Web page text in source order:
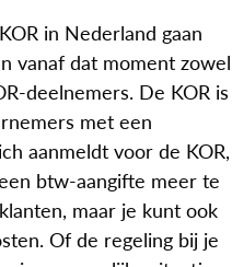
in Nederland gaan
vanaf dat moment zowel
deelnemers. De KOR is
met een
aanmeldt voor de KOR,
btw-aangifte meer te
maar je kunt ook
Of de regeling bij je